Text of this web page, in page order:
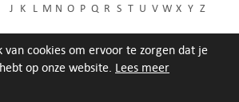
van cookies om ervoor te zorgen dat je
op onze website. Lees meer
J K L M N O P Q R S T U V W X Y Z